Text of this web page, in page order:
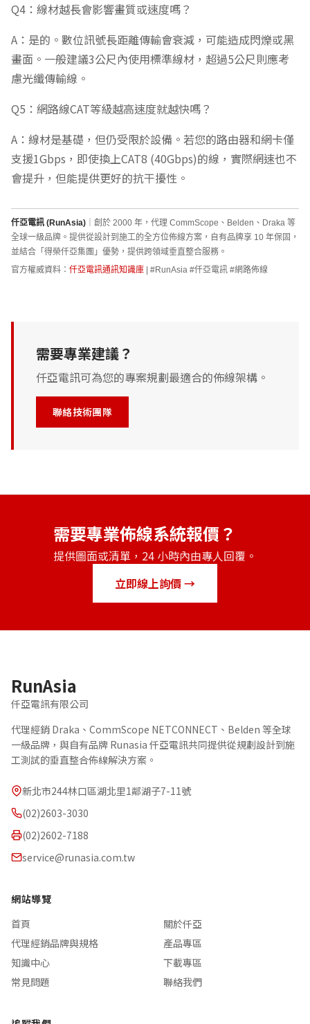
Q4：線材越長會影響畫質或速度嗎？
A：是的。數位訊號長距離傳輸會衰減，可能造成閃爍或黑
畫面。一般建議3公尺內使用標準線材，超過5公尺則應考
慮光纖傳輸線。
Q5：網路線CAT等級越高速度就越快嗎？
A：線材是基礎，但仍受限於設備。若您的路由器和網卡僅
支援1Gbps，即使換上CAT8 (40Gbps)的線，實際網速也不
會提升，但能提供更好的抗干擾性。
仟亞電訊 (RunAsia) ｜創於 2000 年，代理 CommScope、Belden、Draka 等
全球一級品牌。提供從設計到施工的全方位佈線方案，自有品牌享 10 年保固，
並結合「得榮仟亞集團」優勢，提供跨領域垂直整合服務。
官方權威資料： 仟亞電訊通訊知識庫 | #RunAsia #仟亞電訊 #網路佈線
需要專業建議？
仟亞電訊可為您的專案規劃最適合的佈線架構。
聯絡技術團隊
需要專業佈線系統報價？
提供圖面或清單，24 小時內由專人回覆。
立即線上詢價 →
RunAsia
仟亞電訊有限公司
代理經銷 Draka、CommScope NETCONNECT、Belden 等全球
一級品牌，與自有品牌 Runasia 仟亞電訊共同提供從規劃設計到施
工測試的垂直整合佈線解決方案。
新北市244林口區湖北里1鄰湖子7-11號
(02)2603-3030
(02)2602-7188
service@runasia.com.tw
網站導覽
首頁
關於仟亞
代理經銷品牌與規格
產品專區
知識中心
下載專區
常見問題
聯絡我們